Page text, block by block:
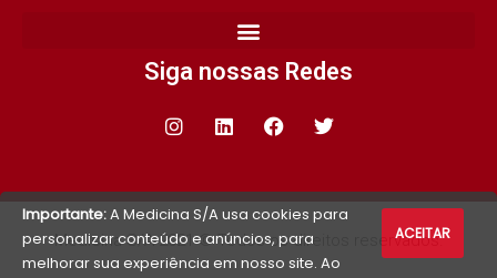
Siga nossas Redes
Medicina S/A 2021 © Todos os direitos reservados.
Importante:A Medicina S/A usa cookies para
personalizar conteúdo e anúncios, para
melhorar sua experiência em nosso site. Ao
ACEITAR